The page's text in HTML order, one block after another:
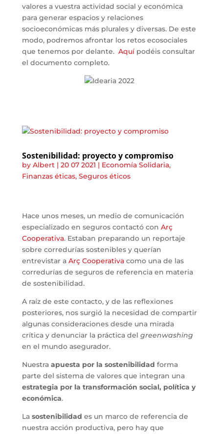
valores a vuestra actividad social y económica
para generar espacios y relaciones
socioeconómicas más plurales y diversas. De este
modo, podremos afrontar los retos ecosociales
que tenemos por delante. Aquípodéis consultar
el documento completo.
Sostenibilidad: proyecto y compromiso
by Albert| 20 07 2021 | Economía Solidaria,
Finanzas éticas, Seguros éticos
Hace unos meses, un medio de comunicación
especializado en seguros contactó con Arç
Cooperativa. Estaban preparando un reportaje
sobre corredurías sostenibles y querían
entrevistar a Arç Cooperativacomo una de las
corredurías de seguros de referencia en materia
de sostenibilidad.
A raíz de este contacto, y de las reflexiones
posteriores, nos surgió la necesidad de compartir
algunas consideraciones desde una mirada
crítica y denunciar la práctica del greenwashing
en el mundo asegurador.
Nuestra apuesta por la sostenibilidad forma
parte del sistema de valores que integran una
estrategia por la transformación social, política y
económica.
La sostenibilidad es un marco de referencia de
nuestra acción productiva, pero hay que